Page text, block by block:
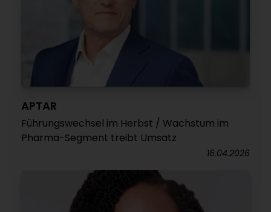
APTAR
Führungswechsel im Herbst / Wachstum im
Pharma-Segment treibt Umsatz
16.04.2026